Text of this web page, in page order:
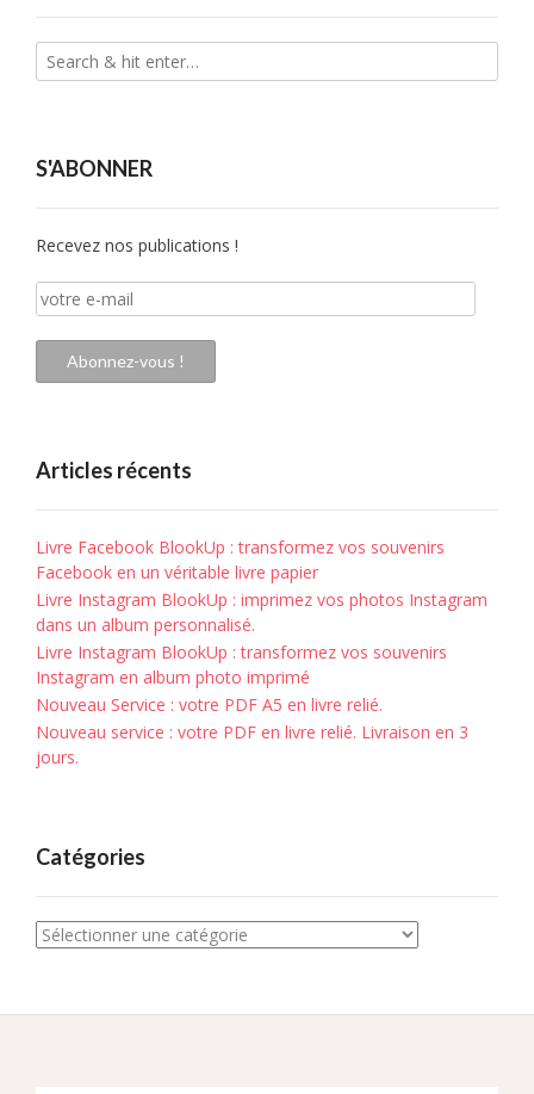
S'ABONNER
Recevez nos publications !
votre
e-
mail
Abonnez-vous !
Articles récents
Livre Facebook BlookUp : transformez vos souvenirs
Facebook en un véritable livre papier
Livre Instagram BlookUp : imprimez vos photos Instagram
dans un album personnalisé.
Livre Instagram BlookUp : transformez vos souvenirs
Instagram en album photo imprimé
Nouveau Service : votre PDF A5 en livre relié.
Nouveau service : votre PDF en livre relié. Livraison en 3
jours.
Catégories
Catégories